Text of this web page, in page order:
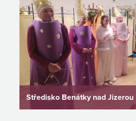
Středisko Benátky nad Jizerou